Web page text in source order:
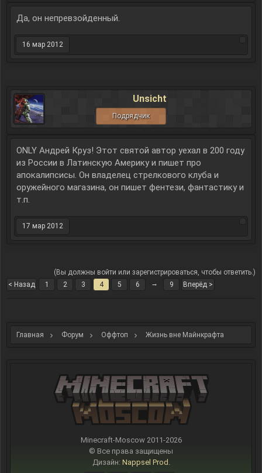
Да, он непревзойденный.
16 мар 2012
Unsicht
Подрядчик
ONLY Андрей Круз! Этот святой автор уехал в 200 году
из России в Латинскую Америку и пишет про
апокалипсисы. Он владелец стрелкового клуба и
оружейного магазина, он пишет фентези, фантастику и
т.п.
17 мар 2012
(Вы должны войти или зарегистрироваться, чтобы ответить.)
< Назад
1 2 3 4 5 6 → 9 Вперёд >
Главная Форум Оффтоп Жизнь вне Майнкрафта
Minecraft-Moscow 2011-2026
© Все права защищены
Дизайн: Nappsel Prod.